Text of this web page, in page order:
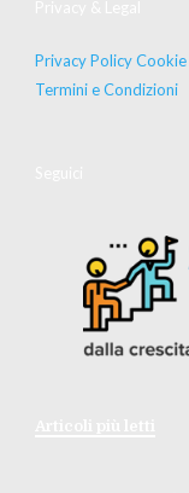
Privacy Policy
Termini e Condizioni